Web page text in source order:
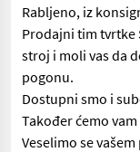
Rabljeno, iz
Prodajni tim tvrtke
stroj i moli vas da
pogonu.
Dostupni smo i
Također ćemo
Veselimo se